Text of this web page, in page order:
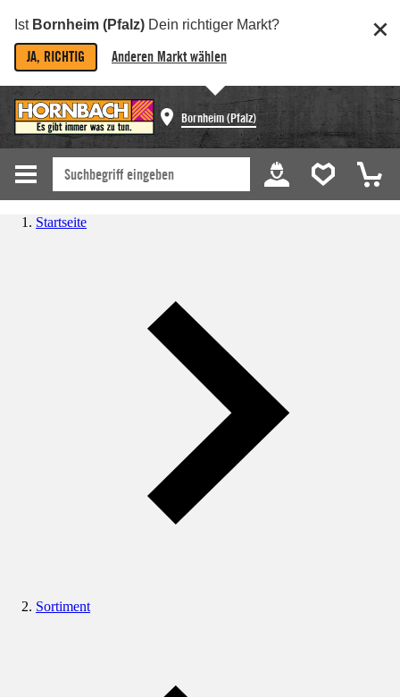
Ist Bornheim (Pfalz) Dein richtiger Markt?
JA, RICHTIG Anderen Markt wählen
Bornheim (Pfalz)
Startseite
Sortiment